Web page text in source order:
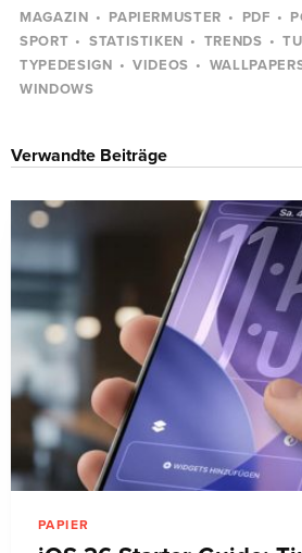
MAGAZIN
PAPIERMUSTER PDF
SPORT
STATISTIKEN TRENDS
TYPEDESIGN
VIDEOS
WINDOWS
Verwandte Beiträge
PAPIER